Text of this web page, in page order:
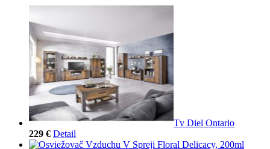
Tv Diel Ontario
229 € Detail